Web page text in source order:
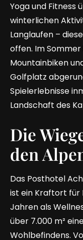
Yoga und Fitness
winterlichen
Langlaufen –
offen. Im
Mountainbiken
Golfplatz
Spielerlebnisse
Landschaft des
Die
den
Das Posthotel
ist ein Kraftort für
Jahren als
über 7.000 m²
Wohlbefindens.